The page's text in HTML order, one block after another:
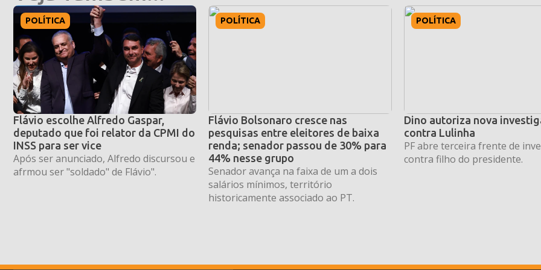
POLÍTICA
Flávio escolhe Alfredo Gaspar,
deputado que foi relator da CPMI do
INSS para ser vice
Após ser anunciado, Alfredo discursou e
afrmou ser "soldado" de Flávio".
POLÍTICA
Flávio Bolsonaro cresce nas
pesquisas entre eleitores de baixa
renda; senador passou de 30% para
44% nesse grupo
Senador avança na faixa de um a dois
salários mínimos, território
historicamente associado ao PT.
POLÍTICA
Dino autoriza nova
contra Lulinha
PF abre terceira frente de
contra filho do presidente.